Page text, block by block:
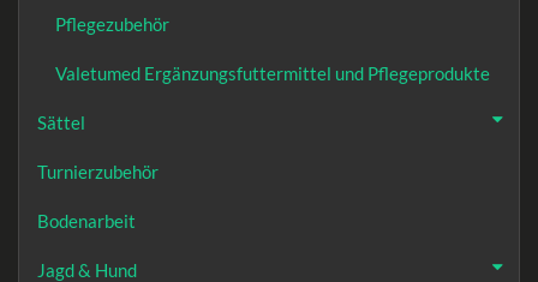
Pflegezubehör
Valetumed Ergänzungsfuttermittel und Pflegeprodukte
Sättel
Turnierzubehör
Bodenarbeit
Jagd & Hund